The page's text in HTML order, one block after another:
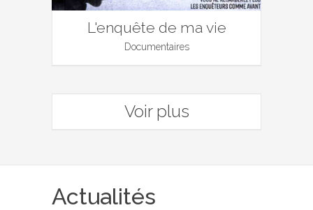
L'enquête de ma vie
Documentaires
Voir plus
Actualités